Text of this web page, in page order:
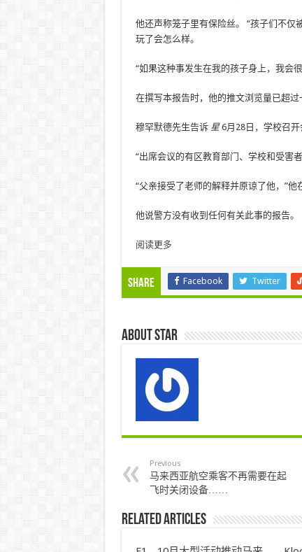
他还声称笼子里有保险丝。 “孩子们不仅
玩了会怎么样。
“如果这种事发生在我的孩子身上，我会
在撰写本报告时，他的推文浏览量已超过
穆罕默德先生告诉 星6月28日，学校召开
“出席会议的有区教育部门、学校和受害者
“父亲接受了老师的解释并原谅了他，”他
他说警方没有收到任何有关此事的报告。
阅读更多
Share Facebook Twitter
About star
Previous
马来西亚航空乘客不再需要在起
飞时关闭设备……
Related Articles